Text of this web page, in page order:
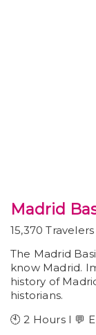
Madrid
15,370 Travelers
The Madrid
know Madrid.
history of
historians.
🕙 2 Hours I 💬